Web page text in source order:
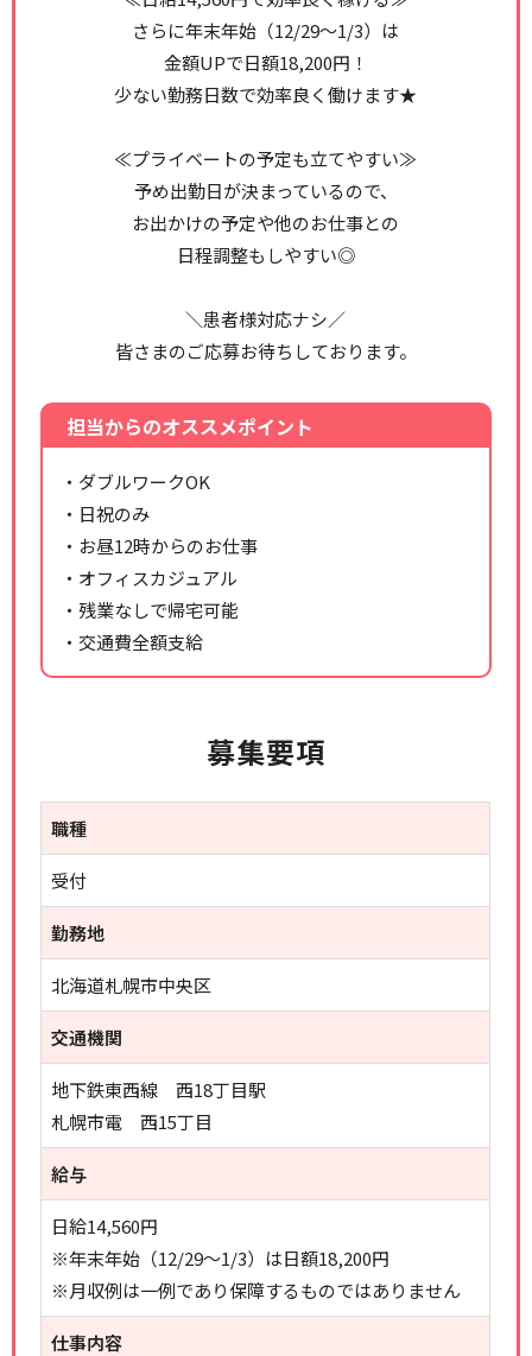
さらに年末年始（12/29～1/3）は
金額UPで日額18,200円！
少ない勤務日数で効率良く働けます★
≪プライベートの予定も立てやすい≫
予め出勤日が決まっているので、
お出かけの予定や他のお仕事との
日程調整もしやすい◎
＼患者様対応ナシ／
皆さまのご応募お待ちしております。
担当からのオススメポイント
・ダブルワークOK
・日祝のみ
・お昼12時からのお仕事
・オフィスカジュアル
・残業なしで帰宅可能
・交通費全額支給
募集要項
職種
受付
勤務地
北海道札幌市中央区
交通機関
地下鉄東西線 西18丁目駅
札幌市電 西15丁目
給与
日給14,560円
※年末年始（12/29～1/3）は日額18,200円
※月収例は一例であり保障するものではありません
仕事内容